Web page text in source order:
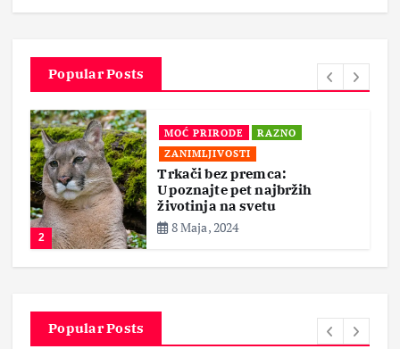
Popular Posts
2
MOĆ PRIRODE
RAZNO
ZANIMLJIVOSTI
Trkači bez premca:
Upoznajte pet najbržih
životinja na svetu
8 Maja, 2024
Popular Posts